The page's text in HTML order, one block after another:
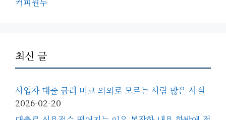
최신 글
사업자 대출 금리 비교 의외로 모르는 사람 많은 사실
2026-02-20